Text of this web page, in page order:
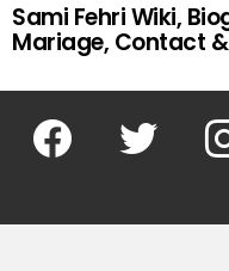
Sami Fehri Wiki,
Mariage, Contact
facebook twitter